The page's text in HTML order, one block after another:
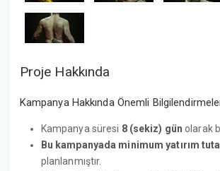
Proje Hakkında
Kampanya Hakkında Önemli
Kampanya süresi 8 (sekiz) gün olarak
Bu kampanyada minimum yatırım
planlanmıştır.